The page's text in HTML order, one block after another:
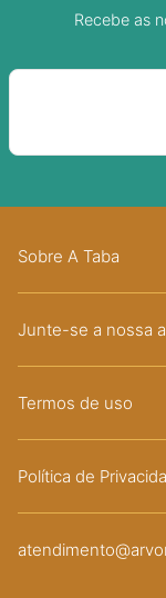
Recebe as
Sobre A Taba
Junte-se a nossa
Termos de uso
Política de